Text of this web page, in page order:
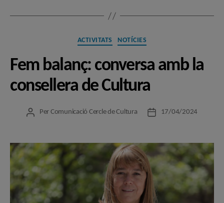
Categories
ACTIVITATS NOTÍCIES
Fem balanç: conversa amb la
consellera de Cultura
Autor
Per Comunicació Cercle de Cultura
Data17/04/2024